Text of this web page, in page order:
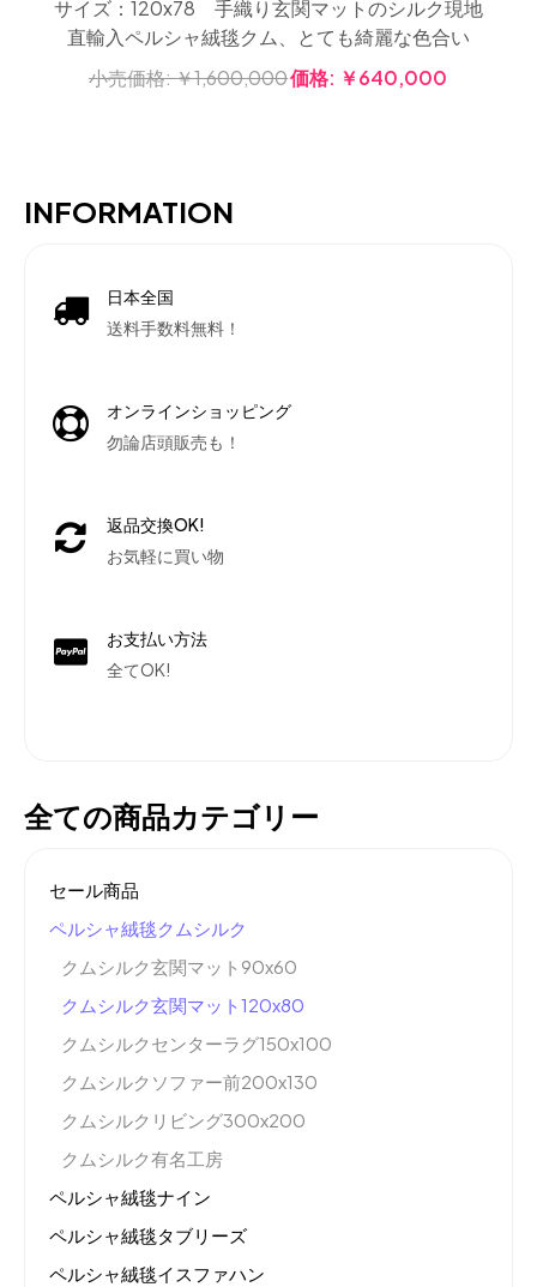
サイズ：120x78 手織り玄関マットのシルク現地
直輸入ペルシャ絨毯クム、とても綺麗な色合い
小売価格:￥1,600,000価格: ￥640,000
INFORMATION
日本全国
送料手数料無料！
オンラインショッピング
勿論店頭販売も！
返品交換OK!
お気軽に買い物
お支払い方法
全てOK!
全ての商品カテゴリー
セール商品
ペルシャ絨毯クムシルク
クムシルク玄関マット90x60
クムシルク玄関マット120x80
クムシルクセンターラグ150x100
クムシルクソファー前200x130
クムシルクリビング300x200
クムシルク有名工房
ペルシャ絨毯ナイン
ペルシャ絨毯タブリーズ
ペルシャ絨毯イスファハン